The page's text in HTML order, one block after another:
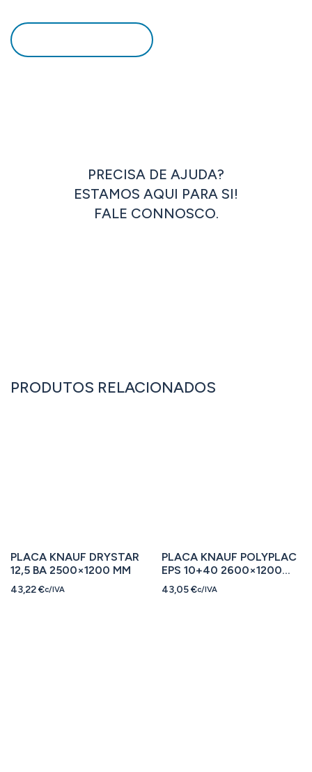
PRECISA DE AJUDA?
ESTAMOS AQUI PARA SI!
FALE CONNOSCO.
PRODUTOS RELACIONADOS
PLACA KNAUF DRYSTAR
12,5 BA 2500×1200 MM
43,22€c/IVA
PLACA KNAUF POLYPLAC
EPS 10+40 2600×1200
MM
43,05€c/IVA